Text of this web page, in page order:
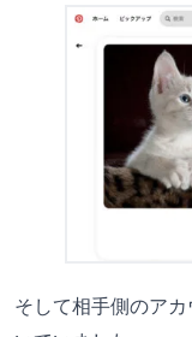
そして相手側のア